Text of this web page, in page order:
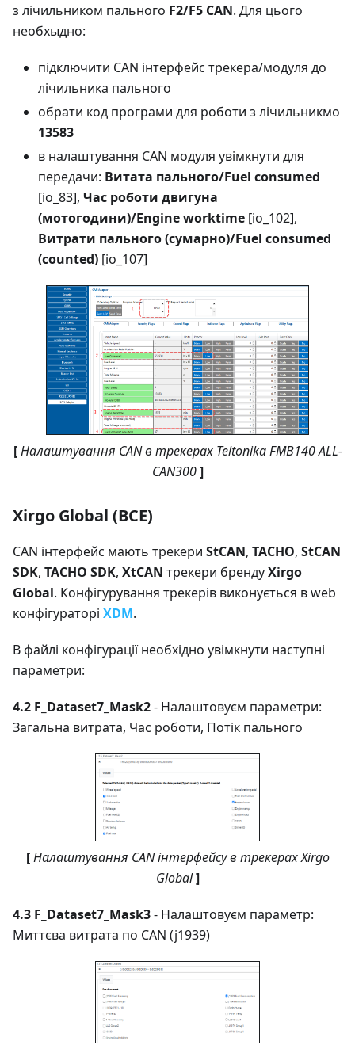
з лічильником пального F2/F5 CAN. Для цього
необхыдно:
підключити CAN інтерфейс трекера/модуля до
лічильника пального
обрати код програми для роботи з лічильникмо
13583
в налаштування CAN модуля увімкнути для
передачи: Витата пального/Fuel consumed
[io_83], Час роботи двигуна
(мотогодини)/Engine worktime [io_102],
Витрати пального (сумарно)/Fuel consumed
(counted) [io_107]
[ Налаштування CAN в трекерах Teltonika FMB140 ALL-
CAN300 ]
Xirgo Global (BCE)
CAN інтерфейс мають трекери StCAN, TACHO, StCAN
SDK, TACHO SDK, XtCAN трекери брендуXirgo
Global. Конфігурування трекерів виконується в web
конфігураторі XDM.
В файлі конфігурації необхідно увімкнути наступні
параметри:
4.2 F_Dataset7_Mask2- Налаштовуєм параметри:
Загальна витрата, Час роботи, Потік пального
[ Налаштування CAN інтерфейсу в трекерах Xirgo
Global ]
4.3 F_Dataset7_Mask3- Налаштовуєм параметр:
Миттєва витрата по CAN (j1939)